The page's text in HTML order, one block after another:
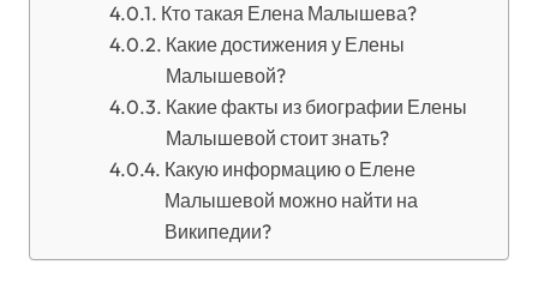
Кто такая Елена Малышева?
Какие достижения у Елены
Малышевой?
Какие факты из биографии Елены
Малышевой стоит знать?
Какую информацию о Елене
Малышевой можно найти на
Википедии?